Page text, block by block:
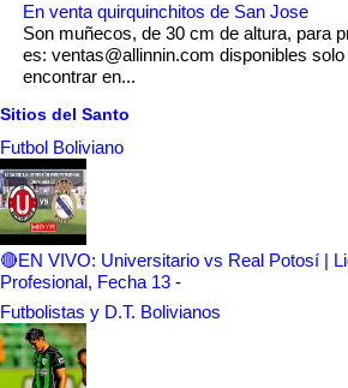
En venta quirquinchitos de San Jose
Son muñecos, de 30 cm de altura, para
es: ventas@allinnin.com disponibles
encontrar en...
Sitios del Santo
Futbol Boliviano
🔴EN VIVO: Universitario vs Real Potosí |
Profesional, Fecha 13 -
Futbolistas y D.T. Bolivianos